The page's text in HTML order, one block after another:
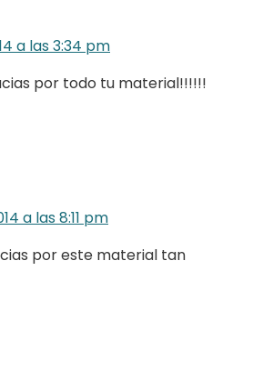
a las 3:34 pm
por todo tu material!!!!!!
a las 8:11 pm
por este material tan